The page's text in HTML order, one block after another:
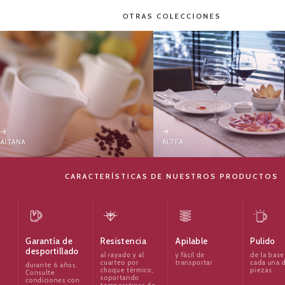
OTRAS COLECCIONES
AITANA ALTEA
CARACTERÍSTICAS DE NUESTROS PRODUCTOS
Garantía de
desportillado
durante 6 años.
Consulte
condiciones con
Resistencia
al rayado y al
cuarteo por
choque térmico,
soportando
Apilable
y fácil de
transportar
Pulido
de la
cada una
piezas